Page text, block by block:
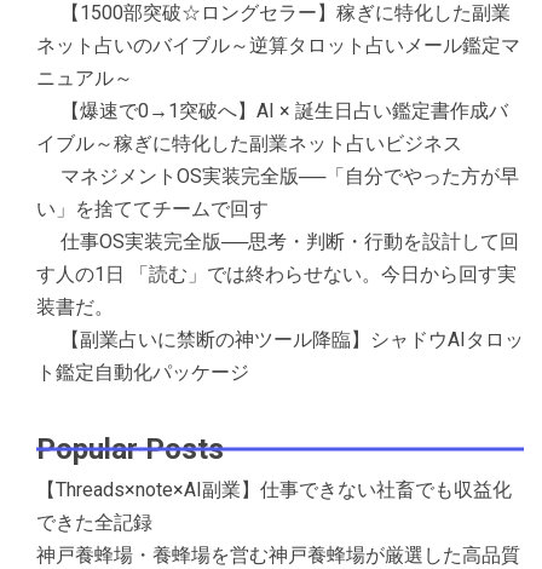
【1500部突破☆ロングセラー】稼ぎに特化した副業
ネット占いのバイブル～逆算タロット占いメール鑑定マ
ニュアル～
【爆速で0→1突破へ】AI × 誕生日占い鑑定書作成バ
イブル～稼ぎに特化した副業ネット占いビジネス
マネジメントOS実装完全版──「自分でやった方が早
い」を捨ててチームで回す
仕事OS実装完全版──思考・判断・行動を設計して回
す人の1日 「読む」では終わらせない。今日から回す実
装書だ。
【副業占いに禁断の神ツール降臨】シャドウAIタロッ
ト鑑定自動化パッケージ
Popular Posts
【Threads×note×AI副業】仕事できない社畜でも収益化
できた全記録
神戸養蜂場・養蜂場を営む神戸養蜂場が厳選した高品質